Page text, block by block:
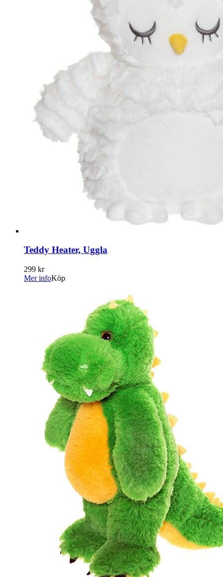
Teddy Heater, Uggla
299 kr
Mer infoKöp